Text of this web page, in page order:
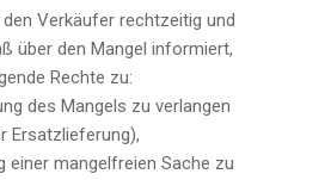
Verkäufer rechtzeitig und
über den Mangel informiert,
Rechte zu:
des Mangels zu verlangen
Ersatzlieferung),
einer mangelfreien Sache zu